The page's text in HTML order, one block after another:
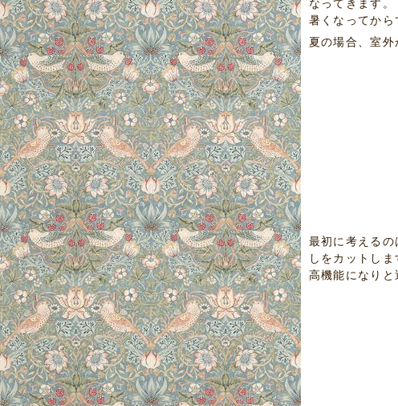
なってきます。
暑くなってから
夏の場合、室
最初に考える
しをカットしま
高機能になり